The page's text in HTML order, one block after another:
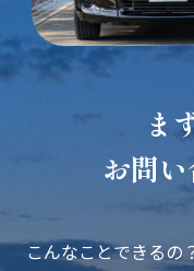
ま
お問
こんなことできるの